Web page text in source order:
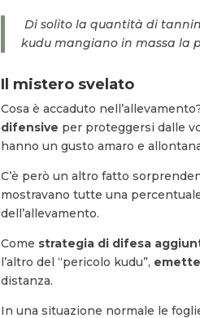
Di solito la quantità di
kudu mangiano in massa la
Il mistero svelato
Cosa è accaduto
difensive per proteggersi dalle
hanno un gusto amaro e
C’è però un altro fatto
mostravano tutte una
dell’allevamento.
Come strategia di difesa
l’altro del “pericolo kudu”,
distanza.
In una situazione normale le